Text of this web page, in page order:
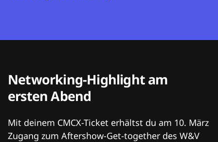
Networking-Highlight am
ersten Abend
Mit deinem CMCX-Ticket erhältst du am 10. März
Zugang zum Aftershow-Get-together des W&V